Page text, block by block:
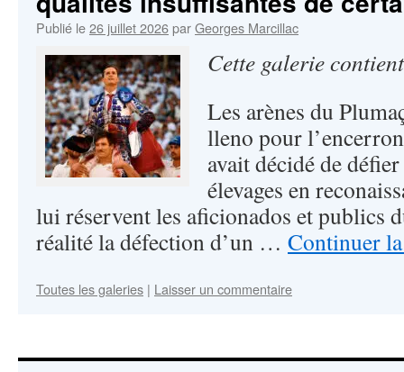
Publié le26 juillet 2026parGeorges Marcillac
Cette galerie
Les arènes du
lleno pour
avait décidé de
élevages en
lui réservent les aficionados et publics
réalité la défection d’un … Continuer
Toutes les galeries | Laisser un commentaire